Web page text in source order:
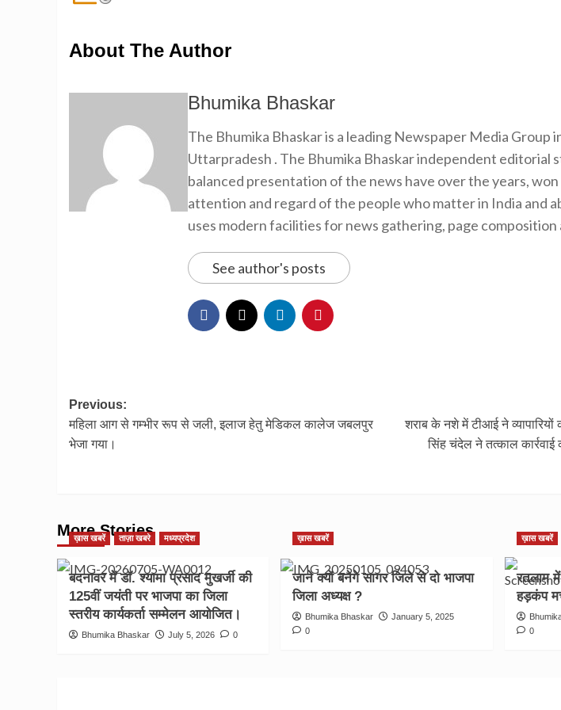
About The Author
Bhumika Bhaskar
The Bhumika Bhaskar is a leading Newspaper Media Group
Uttarpradesh . The Bhumika Bhaskar independent editorial
balanced presentation of the news have over the years,
attention and regard of the people who matter in India and
uses modern facilities for news gathering, page composition
See author's posts
Post
navigation
Previous:
महिला आग से गम्भीर रूप से जली, इलाज हेतु मेडिकल कालेज जबलपुर
भेजा गया।
शराब के नशे में टीआई ने व्यापारियों
सिंह चंदेल ने तत्काल कार्रवाई
More Stories
ख़ास खबरें ताज़ा खबरे मध्यप्रदेश
बदनावर में डॉ. श्यामा प्रसाद मुखर्जी की
125वीं जयंती पर भाजपा का जिला
स्तरीय कार्यकर्ता सम्मेलन आयोजित।
Bhumika Bhaskar July 5, 2026 0
ख़ास खबरें
जाने क्यों बनेगे सागर जिले से दो भाजपा
जिला अध्यक्ष ?
Bhumika Bhaskar
January 5, 2025
0
ख़ास खबरें
रतलाम
हड़कंप
0